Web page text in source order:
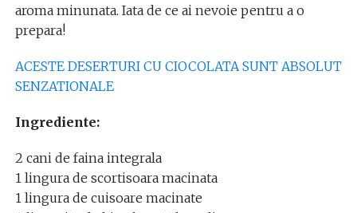
aroma minunata. Iata de ce ai nevoie pentru a o
prepara!
ACESTE DESERTURI CU CIOCOLATA SUNT ABSOLUT
SENZATIONALE
Ingrediente:
2 cani de faina integrala
1 lingura de scortisoara macinata
1 lingura de cuisoare macinate